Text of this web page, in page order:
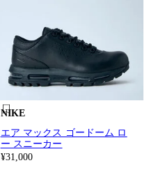
NIKE
エア マックス ゴードーム ロ
ー スニーカー
¥31,000